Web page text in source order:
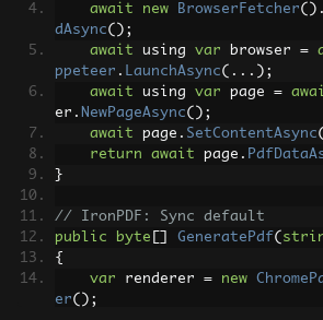
await
new BrowserFetcher().
dAsync();
await using var browser =
ppeteer . LaunchAsync(...);
await using var page =
er . NewPageAsync();
await page . SetContentAsync(
return
await page .
}
// IronPDF: Sync default
public
byte GeneratePdf(
{
var renderer = new
er();